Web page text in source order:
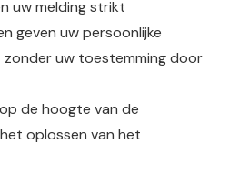
uw melding strikt
geven uw persoonlijke
zonder uw toestemming door
de hoogte van de
oplossen van het